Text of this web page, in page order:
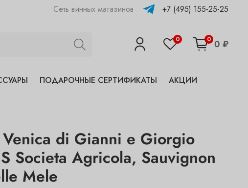
Сеть винных магазинов +7 (495) 155-25-25
0 0 0 ₽
ПОДАРОЧНЫЕ СЕРТИФИКАТЫ АКЦИИ
di Gianni e Giorgio
Societa Agricola, Sauvignon
Mele